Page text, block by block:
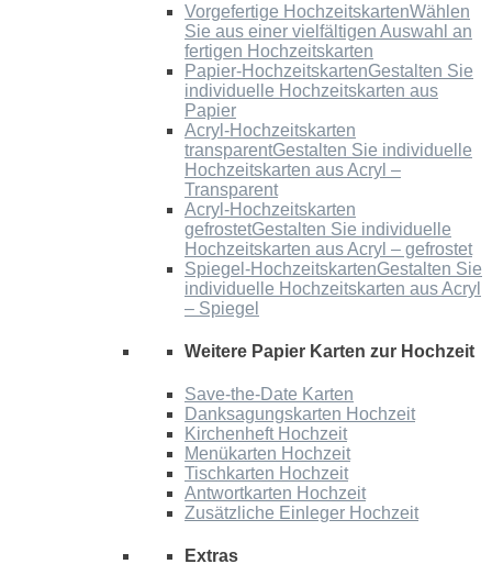
Vorgefertige HochzeitskartenWählen
Sie aus einer vielfältigen Auswahl an
fertigen Hochzeitskarten
Papier-HochzeitskartenGestalten Sie
individuelle Hochzeitskarten aus
Papier
Acryl-Hochzeitskarten
transparentGestalten Sie individuelle
Hochzeitskarten aus Acryl –
Transparent
Acryl-Hochzeitskarten
gefrostetGestalten Sie individuelle
Hochzeitskarten aus Acryl – gefrostet
Spiegel-HochzeitskartenGestalten Sie
individuelle Hochzeitskarten aus Acryl
– Spiegel
Weitere Papier Karten zur Hochzeit
Save-the-Date Karten
Danksagungskarten Hochzeit
Kirchenheft Hochzeit
Menükarten Hochzeit
Tischkarten Hochzeit
Antwortkarten Hochzeit
Zusätzliche Einleger Hochzeit
Extras